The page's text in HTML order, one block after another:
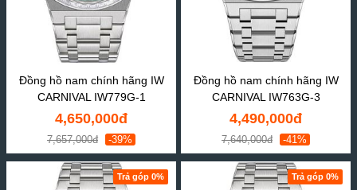
Đồng hồ nam chính hãng IW
CARNIVAL IW779G-1
4,650,000đ
7,657,000đ -39%
Đồng hồ nam chính hãng IW
CARNIVAL IW763G-3
4,490,000đ
7,640,000đ -41%
Trả góp 0% Trả góp 0%